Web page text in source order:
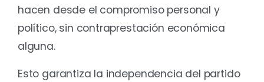
hacen desde el compromiso personal y
político, sin contraprestación económica
alguna.
Esto garantiza la independencia del partido